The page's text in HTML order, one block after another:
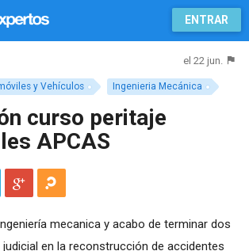
ENTRAR
y Vehículos Ingenieria Mecánica
el 22 jun.
curso peritaje
APCAS
mecanica y acabo de terminar dos
en la reconstrucción de accidentes